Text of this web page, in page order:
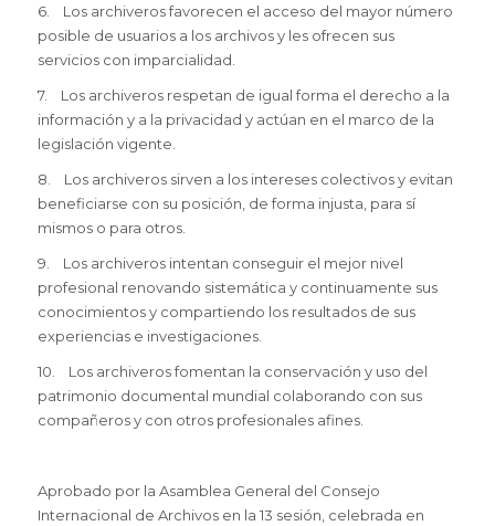
6. Los archiveros favorecen el acceso del mayor número
posible de usuarios a los archivos y les ofrecen sus
servicios con imparcialidad.
7. Los archiveros respetan de igual forma el derecho a la
información y a la privacidad y actúan en el marco de la
legislación vigente.
8. Los archiveros sirven a los intereses colectivos y evitan
beneficiarse con su posición, de forma injusta, para sí
mismos o para otros.
9. Los archiveros intentan conseguir el mejor nivel
profesional renovando sistemática y continuamente sus
conocimientos y compartiendo los resultados de sus
experiencias e investigaciones.
10. Los archiveros fomentan la conservación y uso del
patrimonio documental mundial colaborando con sus
compañeros y con otros profesionales afines.
Aprobado por la Asamblea General del Consejo
Internacional de Archivos en la 13 sesión, celebrada en